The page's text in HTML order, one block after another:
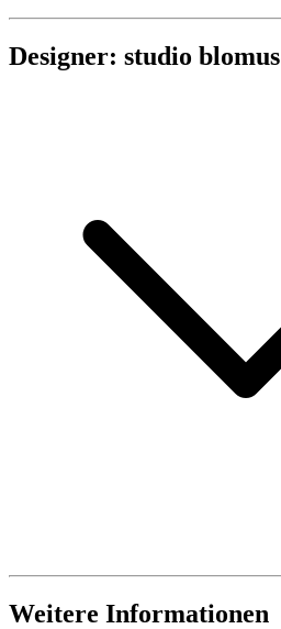
Designer: studio blomus
Weitere Informationen